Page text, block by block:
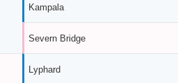
Kampala
Severn Bridge
Lyphard